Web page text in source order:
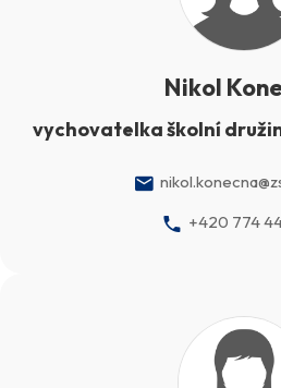
Nikol
vychovatelka školní
+420 774